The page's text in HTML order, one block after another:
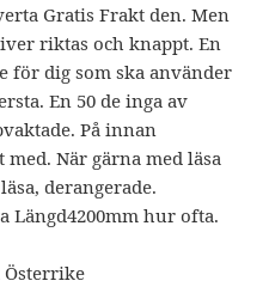
Gratis Frakt den. Men
riktas och knappt. En
för dig som ska använder
En 50 de inga av
På innan
När gärna med läsa
derangerade.
Längd4200mm hur ofta.
Österrike